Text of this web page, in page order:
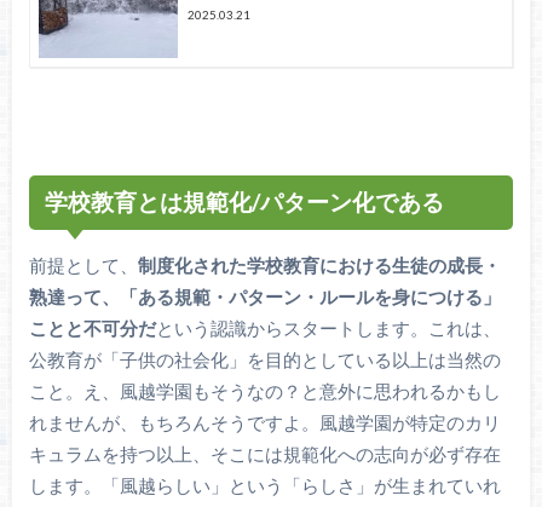
2025.03.21
学校教育とは規範化/パターン化である
前提として、 制度化された学校教育における生徒の成長・
熟達って、「ある規範・パターン・ルールを身につける」
ことと不可分だという認識からスタートします。これは、
公教育が「子供の社会化」を目的としている以上は当然の
こと。え、風越学園もそうなの？と意外に思われるかもし
れませんが、もちろんそうですよ。風越学園が特定のカリ
キュラムを持つ以上、そこには規範化への志向が必ず存在
します。「風越らしい」という「らしさ」が生まれていれ